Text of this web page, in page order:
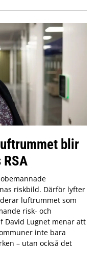
blir
riskbild. Därför lyfter
luftrummet som
risk- och
David Lugnet menar att
inte bara
– utan också det